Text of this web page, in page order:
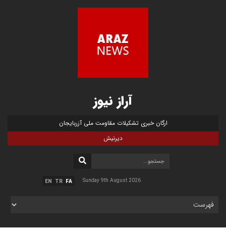
آراز نیوز
ارگان خبری تشکیلات مقاومت ملی آزربایجان
دیرنیش
FA
TR
EN Sunday 9th August 2026